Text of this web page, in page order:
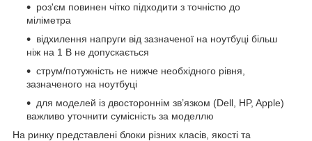
роз'єм повинен чітко підходити з точністю до
міліметра
відхилення напруги від зазначеної на ноутбуці більш
ніж на 1 В не допускається
струм/потужність не нижче необхідного рівня,
зазначеного на ноутбуці
для моделей із двостороннім зв’язком (Dell, HP, Apple)
важливо уточнити сумісність за моделлю
На ринку представлені блоки різних класів, якості та